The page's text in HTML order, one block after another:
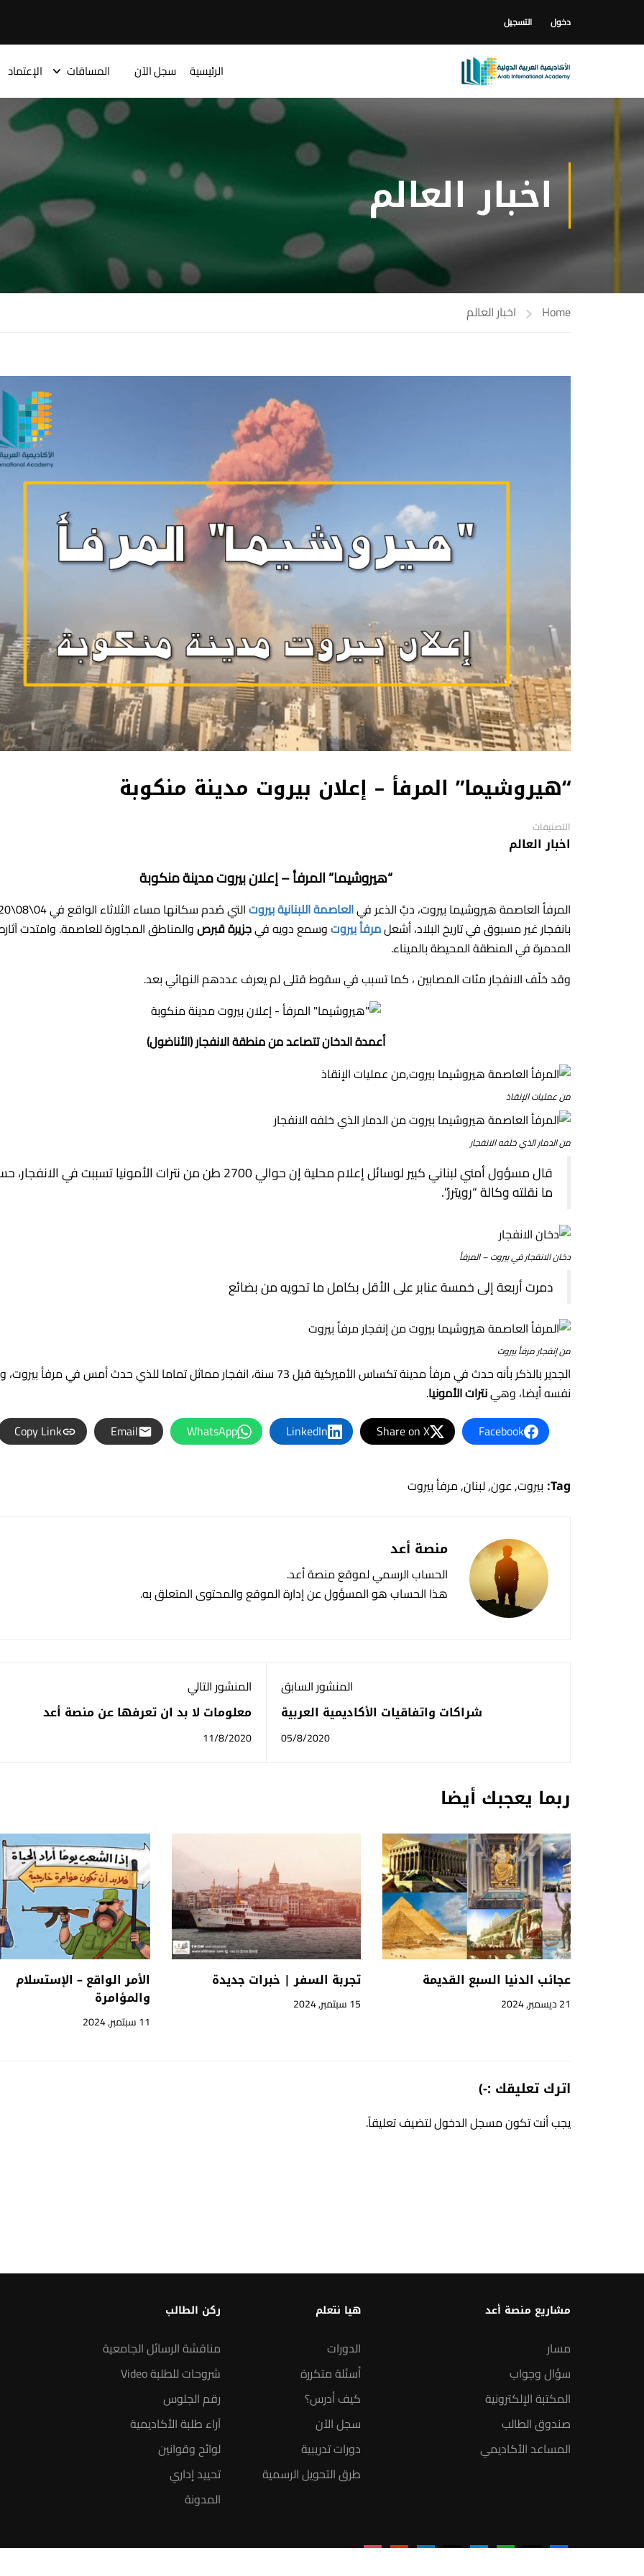
دخول التسجيل
الرئيسية سجل الآن المساقات الإعتماد
اخبار العالم
Home اخبار العالم
“هيروشيما” المرفأ – إعلان بيروت مدينة منكوبة
التصنيفات
اخبار العالم
“هيروشيما” المرفأ – إعلان بيروت مدينة منكوبة
المرفأ العاصمة هيروشيما بيروت، دبَّ الذعر فيالعاصمة اللبنانية بيروت
التي صُدم
بانفجار غير مسبوق في تاريخ البلاد، أشعلمرفأ بيروتوسمع دويه فيجزيرة قبرصوالمناطق المجاورة للعاصمة. وامتدت
المدمرة في المنطقة المحيطة بالميناء.
وقد خلّف الانفجار مئات المصابين ، كما تسبب في سقوط قتلى لم يعرف عددهم النهائي بعد.
أعمدة الدخان تتصاعد من منطقة الانفجار (الأناضول)
من عمليات الإنقاذ
من الدمار الذي خلفه الانفجار
قال مسؤول أمني لبناني كبير لوسائل إعلام محلية إن حوالي 2700 طن من نترات الأمونيا تسببت في
ما نقلته وكالة “رويترز”.
دخان الانفجار في بيروت – المرفأ
دمرت أربعة إلى خمسة عنابر على الأقل بكامل ما تحويه من بضائع
من إنفجار مرفأ بيروت
الجدير بالذكر بأنه حدث في مرفأ مدينة تكساس الأميركية قبل 73 سنة، انفجار مماثل تماما للذي حدث أمس في مرفأ
نفسه أيضا، وهينترات الأمونيا.
Facebook
Share on X
LinkedIn
WhatsApp
Email
Copy Link
Tag: بيروت,عون,لبنان,مرفأ بيروت
منصة أعد
الحساب الرسمي لموقع منصة أعد.
هذا الحساب هو المسؤول عن إدارة الموقع والمحتوى المتعلق به.
المنشور السابق
شراكات واتفاقيات الأكاديمية العربية
05/8/2020
المنشور التالي
معلومات لا بد ان تعرفها عن منصة أعد
11/8/2020
ربما يعجبك أيضا
عجائب الدنيا السبع القديمة
21 ديسمبر, 2024
تجربة السفر | خبرات جديدة
15 سبتمبر, 2024
الأمر الواقع – الإستسلام
والمؤامرة
11 سبتمبر, 2024
اترك تعليقك :-)
يجب أنت تكونمسجل الدخوللتضيف تعليقاً.
مشاريع منصة أعد
مسار
سؤال وجواب
المكتبة الإلكترونية
صندوق الطالب
المساعد الأكاديمي
هيا نتعلم
الدورات
أسئلة متكررة
كيف أدرس؟
سجل الآن
دورات تدريبية
طرق التحويل الرسمية
ركن الطالب
مناقشة الرسائل الجامعية
شروحات للطلبة Video
رقم الجلوس
آراء طلبة الأكاديمية
لوائح وقوانين
تحييد إداري
المدونة
facebook-
x
udemy
telegram
tiktok
linkedin
youtube
instagram